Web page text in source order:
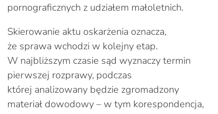
pornograficznych z udziałem małoletnich.
Skierowanie aktu oskarżenia oznacza,
że sprawa wchodzi w kolejny etap.
W najbliższym czasie sąd wyznaczy termin
pierwszej rozprawy, podczas
której analizowany będzie zgromadzony
materiał dowodowy – w tym korespondencja,